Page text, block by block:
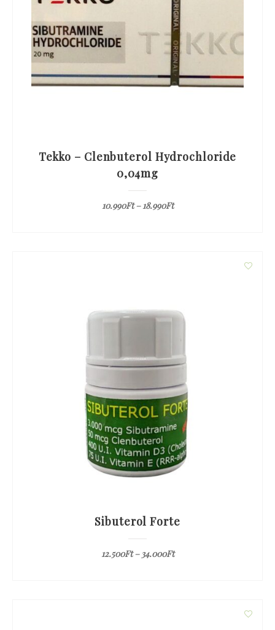
Tekko – Clenbuterol Hydrochloride
0,04mg
10.990Ft– 18.990Ft
Sibuterol Forte
12.500Ft– 34.000Ft